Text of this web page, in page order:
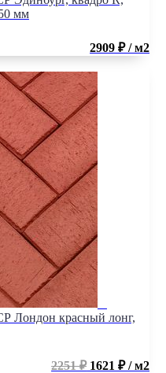
мм
2909 ₽ / м2
Лондон красный лонг,
2251 ₽1621 ₽ / м2